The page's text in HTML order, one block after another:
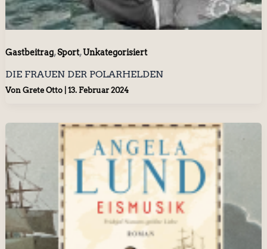
Gastbeitrag,Sport,Unkategorisiert
DIE FRAUEN DER POLARHELDEN
Von Grete Otto 13. Februar 2024